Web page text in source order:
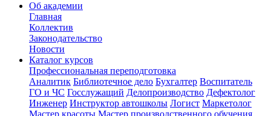
Об академии
Главная
Коллектив
Законодательство
Новости
Каталог курсов
Профессиональная переподготовка
Аналитик Библиотечное дело Бухгалтер Воспитатель
ГО и ЧС Госслужащий Делопроизводство Дефектолог
Инженер Инструктор автошколы Логист Маркетолог
Мастер красоты Мастер производственного обучения